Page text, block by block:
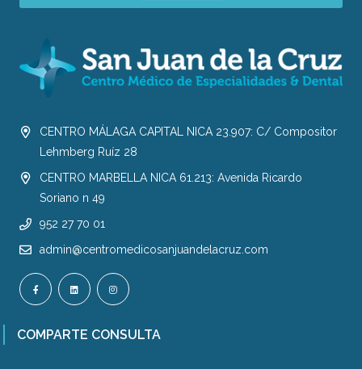
CENTRO MÁLAGA CAPITAL NICA 23.907: C/ Compositor
Lehmberg Ruíz 28
CENTRO MARBELLA NICA 61.213: Avenida Ricardo
Soriano n 49
952 27 70 01
admin@centromedicosanjuandelacruz.com
COMPARTE CONSULTA